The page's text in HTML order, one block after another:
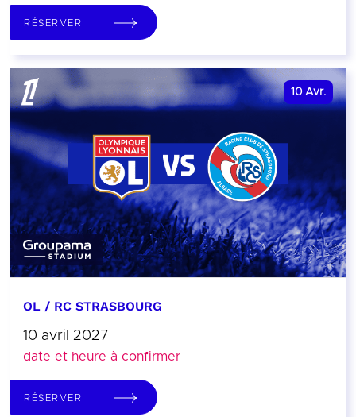
RÉSERVER
10 Avr.
OL / RC STRASBOURG
10 avril 2027
date et heure à confirmer
RÉSERVER